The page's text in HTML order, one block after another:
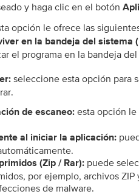
y haga clic en el botón
opción le ofrece las
en la bandeja del sistema
el programa en la bandeja
seleccione esta opción para
de escaneo: esta opción
al iniciar la aplicación:
(Zip / Rar): puede
por ejemplo, archivos ZIP
de malware.